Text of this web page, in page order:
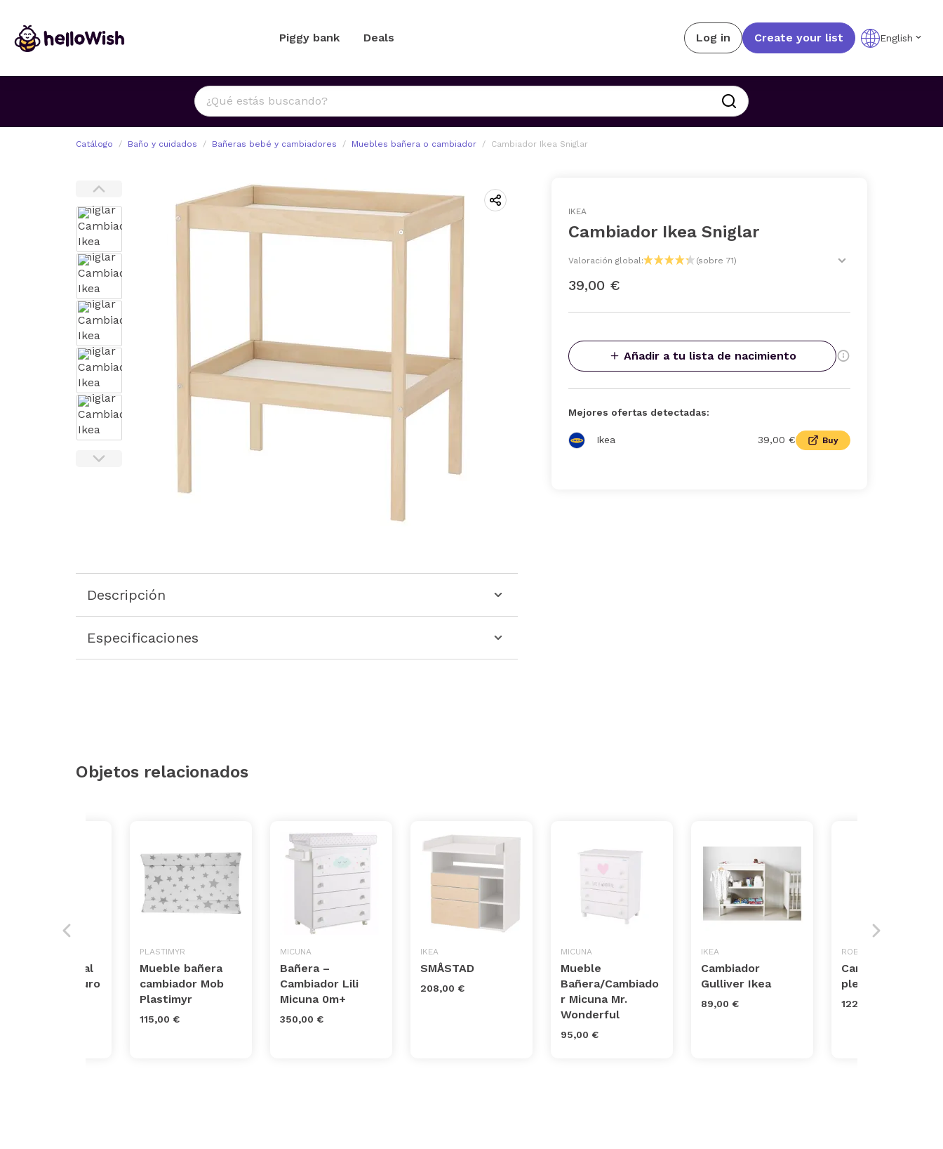
Piggy bank Deals Log in Create your list English
Catálogo Baño y cuidados Bañeras bebé y cambiadores Muebles bañera o cambiador Cambiador Ikea Sniglar
Descripción
Especificaciones
IKEA
Cambiador Ikea Sniglar
Valoración global: (sobre 71)
39,00 €
Añadir a tu lista de nacimiento
Mejores ofertas detectadas:
Ikea 39,00 € Buy
Objetos relacionados
mural
y seguro
PLASTIMYR
Mueble bañera
cambiador Mob
Plastimyr
115,00 €
MICUNA
Bañera –
Cambiador Lili
Micuna 0m+
350,00 €
IKEA
SMÅSTAD
208,00 €
MICUNA
Mueble
Bañera/Cambiado
r Micuna Mr.
Wonderful
95,00 €
IKEA
Cambiador
Gulliver Ikea
89,00 €
ROBA
Cambiador mural
plegable y seguro
122,90 €